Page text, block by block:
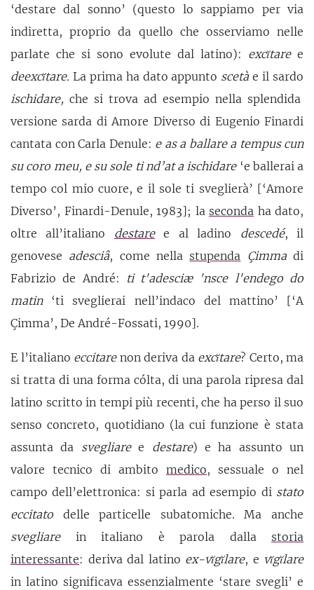
‘destare dal sonno’ (questo lo sappiamo per via
indiretta, proprio da quello che osserviamo nelle
parlate che si sono evolute dal latino): excĭtaree
deexcĭtare. La prima ha dato appunto scetàe il sardo
ischidare, che si trova ad esempio nella splendida
versione sarda di Amore Diverso di Eugenio Finardi
cantata con Carla Denule: eas a ballare a tempus cun
su coro meu, esu sole ti nd’at a ischidare‘e ballerai a
tempo col mio cuore, e il sole ti sveglierà’ [‘Amore
Diverso’, Finardi-Denule, 1983]; la seconda ha dato,
oltre all’italiano destaree al ladino descedé, il
genovese adesciâ, come nella stupenda Çimmadi
Fabrizio de André:
ti t'adesciæ 'nsce l'endego do
matin‘ti sveglierai nell’indaco del mattino’ [‘A
Çimma’, De André-Fossati, 1990].
E l’italiano eccitarenon deriva da excĭtare? Certo, ma
si tratta di una forma cólta, di una parola ripresa dal
latino scritto in tempi più recenti, che ha perso il suo
senso concreto, quotidiano (la cui funzione è stata
assunta da svegliaree destare) e ha assunto un
valore tecnico di ambito medico, sessuale o nel
campo dell’elettronica: si parla ad esempio di stato
eccitato delle particelle subatomiche. Ma anche
svegliarein italiano è parola dalla storia
interessante: deriva dal latino ex-vĭgĭlare, e vĭgĭlare
in latino significava essenzialmente ‘stare svegli’ e